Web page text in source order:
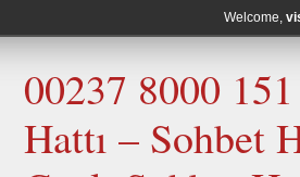
Welcome,
00237 8000
Hattı – Sohbet